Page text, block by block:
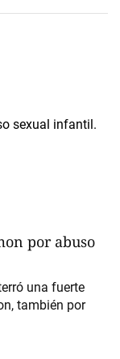
por abuso
una fuerte
también por